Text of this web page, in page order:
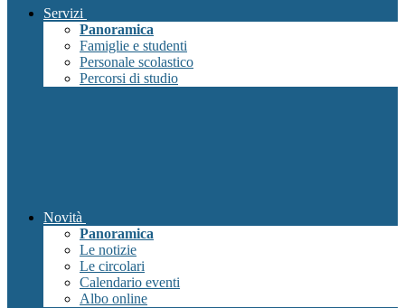
Servizi
Panoramica
Famiglie e studenti
Personale scolastico
Percorsi di studio
Novità
Panoramica
Le notizie
Le circolari
Calendario eventi
Albo online